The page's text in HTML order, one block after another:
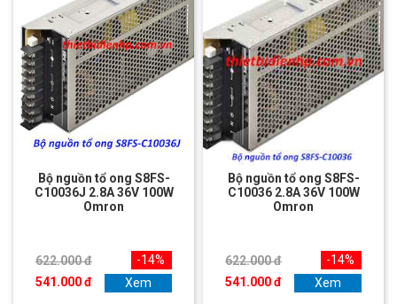
Bộ nguồn tổ ong S8FS-
C10036J 2.8A 36V 100W
Omron
622.000 đ
541.000 đ
-14%
Xem
Bộ nguồn tổ ong S8FS-
C10036 2.8A 36V 100W
Omron
622.000 đ
541.000 đ
-14%
Xem